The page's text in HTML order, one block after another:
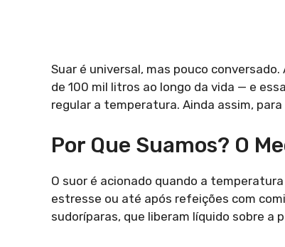
Suar é universal, mas pouco
de 100 mil litros ao longo da vida — e
regular a temperatura. Ainda assim,
Por Que Suamos? O
O suor é acionado quando a
estresse ou até após refeições com
sudoríparas, que liberam líquido sobre a